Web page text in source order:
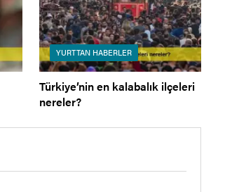
YURTTAN HABERLER
Türkiye’nin en kalabalık ilçeleri
nereler?